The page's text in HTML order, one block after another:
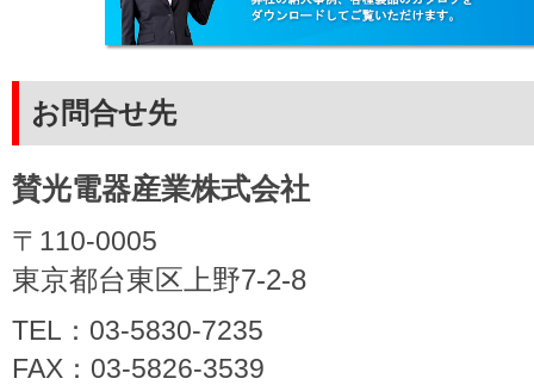
お問合せ先
賛光電器産業株式会社
〒110-0005
東京都台東区上野7-2-8
TEL：03-5830-7235
FAX：03-5826-3539